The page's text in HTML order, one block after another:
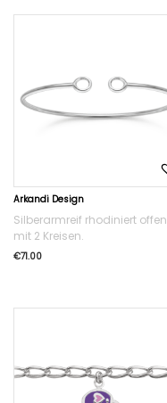
Arkandi Design
Silberarmreif rhodiniert offen
mit 2 Kreisen.
€71.00